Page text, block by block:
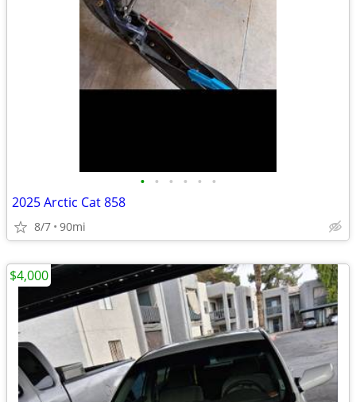
• • • • • •
2025 Arctic Cat 858
8/7 90mi
$4,000